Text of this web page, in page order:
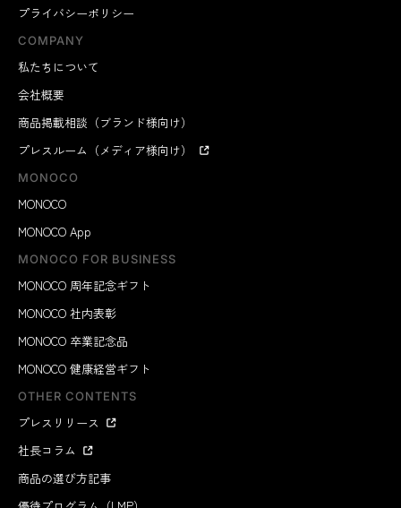
プライバシーポリシー
COMPANY
私たちについて
会社概要
商品掲載相談（ブランド様向け）
プレスルーム（メディア様向け）
MONOCO
MONOCO
MONOCO App
MONOCO FOR BUSINESS
MONOCO 周年記念ギフト
MONOCO 社内表彰
MONOCO 卒業記念品
MONOCO 健康経営ギフト
OTHER CONTENTS
プレスリリース
社長コラム
商品の選び方記事